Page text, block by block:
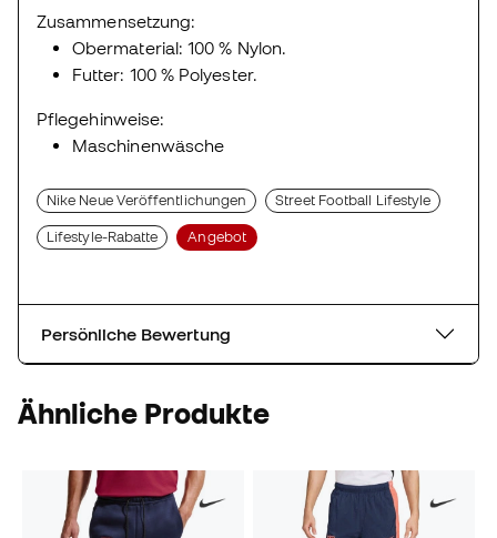
Zusammensetzung:
Obermaterial: 100 % Nylon.
Futter: 100 % Polyester.
Pflegehinweise:
Maschinenwäsche
Nike Neue Veröffentlichungen Street Football Lifestyle
Lifestyle-Rabatte Angebot
Persönliche Bewertung
Ähnliche Produkte